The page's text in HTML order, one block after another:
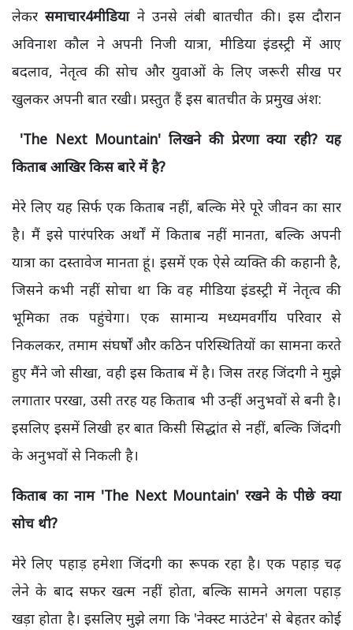
लेकरसमाचार4मीडियाने उनसे लंबी बातचीत की। इस दौरान
अविनाश कौल ने अपनी निजी यात्रा, मीडिया इंडस्ट्री में आए
बदलाव, नेतृत्व की सोच और युवाओं के लिए जरूरी सीख पर
खुलकर अपनी बात रखी। प्रस्तुत हैं इस बातचीत के प्रमुख अंश:
'The Next Mountain' लिखने की प्रेरणा क्या रही? यह
किताब आखिर किस बारे में है?
मेरे लिए यह सिर्फ एक किताब नहीं, बल्कि मेरे पूरे जीवन का सार
है। मैं इसे पारंपरिक अर्थों में किताब नहीं मानता, बल्कि अपनी
यात्रा का दस्तावेज मानता हूं। इसमें एक ऐसे व्यक्ति की कहानी है,
जिसने कभी नहीं सोचा था कि वह मीडिया इंडस्ट्री में नेतृत्व की
भूमिका तक पहुंचेगा। एक सामान्य मध्यमवर्गीय परिवार से
निकलकर, तमाम संघर्षों और कठिन परिस्थितियों का सामना करते
हुए मैंने जो सीखा, वही इस किताब में है। जिस तरह जिंदगी ने मुझे
लगातार परखा, उसी तरह यह किताब भी उन्हीं अनुभवों से बनी है।
इसलिए इसमें लिखी हर बात किसी सिद्धांत से नहीं, बल्कि जिंदगी
के अनुभवों से निकली है।
किताब का नाम 'The Next Mountain' रखने के पीछे क्या
सोच थी?
मेरे लिए पहाड़ हमेशा जिंदगी का रूपक रहा है। एक पहाड़ चढ़
लेने के बाद सफर खत्म नहीं होता, बल्कि सामने अगला पहाड़
खड़ा होता है। इसलिए मुझे लगा कि 'नेक्स्ट माउंटेन' से बेहतर कोई